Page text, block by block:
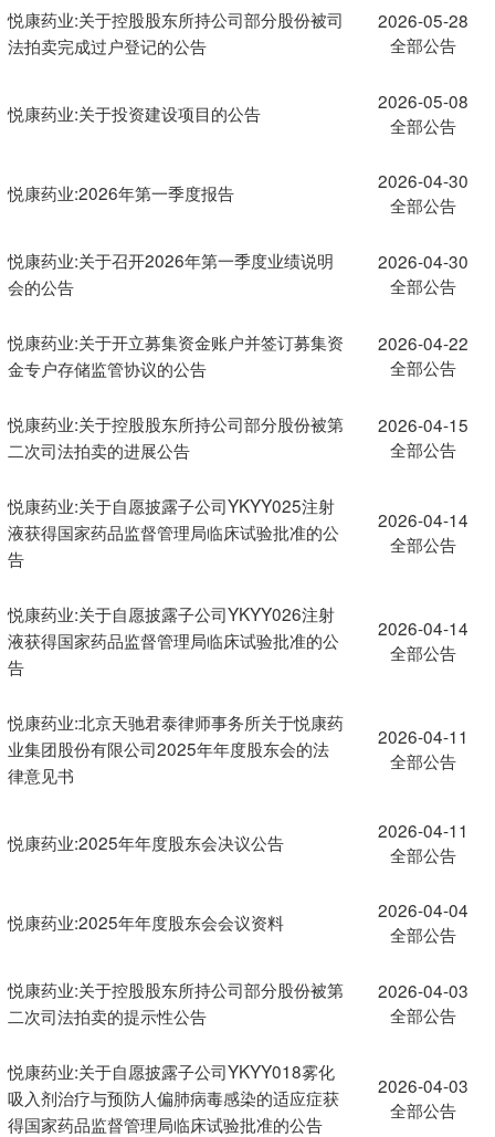
悦康药业:关于控股股东所持公司部分股份被司
法拍卖完成过户登记的公告
2026-05-28
全部公告
悦康药业:关于投资建设项目的公告
2026-05-08
全部公告
悦康药业:2026年第一季度报告
2026-04-30
全部公告
悦康药业:关于召开2026年第一季度业绩说明
会的公告
2026-04-30
全部公告
悦康药业:关于开立募集资金账户并签订募集资
金专户存储监管协议的公告
2026-04-22
全部公告
悦康药业:关于控股股东所持公司部分股份被第
二次司法拍卖的进展公告
2026-04-15
全部公告
悦康药业:关于自愿披露子公司YKYY025注射
液获得国家药品监督管理局临床试验批准的公
告
2026-04-14
全部公告
悦康药业:关于自愿披露子公司YKYY026注射
液获得国家药品监督管理局临床试验批准的公
告
2026-04-14
全部公告
悦康药业:北京天驰君泰律师事务所关于悦康药
业集团股份有限公司2025年年度股东会的法
律意见书
2026-04-11
全部公告
悦康药业:2025年年度股东会决议公告
2026-04-11
全部公告
悦康药业:2025年年度股东会会议资料
2026-04-04
全部公告
悦康药业:关于控股股东所持公司部分股份被第
二次司法拍卖的提示性公告
2026-04-03
全部公告
悦康药业:关于自愿披露子公司YKYY018雾化
吸入剂治疗与预防人偏肺病毒感染的适应症获
得国家药品监督管理局临床试验批准的公告
2026-04-03
全部公告